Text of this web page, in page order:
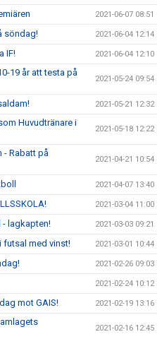
2021-06-07 08:51
söndag! 2021-06-04 12:14
IF! 2021-06-04 12:10
19 år att testa på
2021-05-24 09:54
2021-05-21 12:32
Huvudtränare i
2021-05-18 12:22
- Rabatt på
2021-04-21 10:54
2021-04-07 13:40
2021-03-04 11:00
- lagkapten! 2021-03-03 09:21
futsal med vinst! 2021-03-01 10:44
2021-02-26 09:03
2021-02-24 10:12
mot GAIS! 2021-02-19 13:16
2021-02-16 12:45